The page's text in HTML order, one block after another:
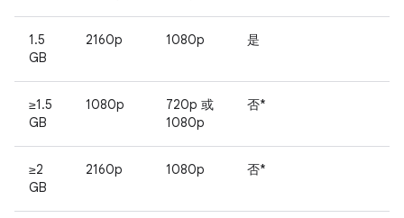
1.5
GB
2160p 1080p 是
≥1.5
GB
1080p
720p 或
1080p
否*
≥2
GB
2160p 1080p 否*